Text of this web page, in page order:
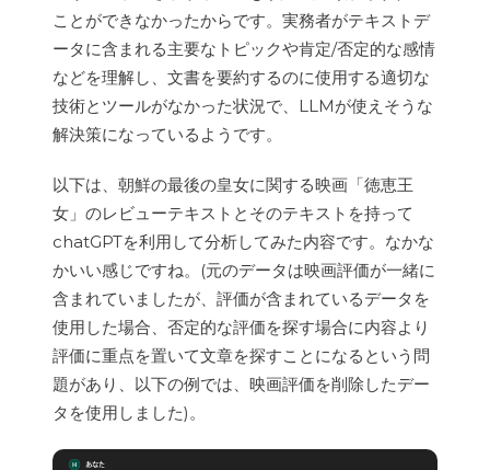
ことができなかったからです。実務者がテキストデ
ータに含まれる主要なトピックや肯定/否定的な感情
などを理解し、文書を要約するのに使用する適切な
技術とツールがなかった状況で、LLMが使えそうな
解決策になっているようです。
以下は、朝鮮の最後の皇女に関する映画「徳恵王
女」のレビューテキストとそのテキストを持って
chatGPTを利用して分析してみた内容です。なかな
かいい感じですね。(元のデータは映画評価が一緒に
含まれていましたが、評価が含まれているデータを
使用した場合、否定的な評価を探す場合に内容より
評価に重点を置いて文章を探すことになるという問
題があり、以下の例では、映画評価を削除したデー
タを使用しました)。